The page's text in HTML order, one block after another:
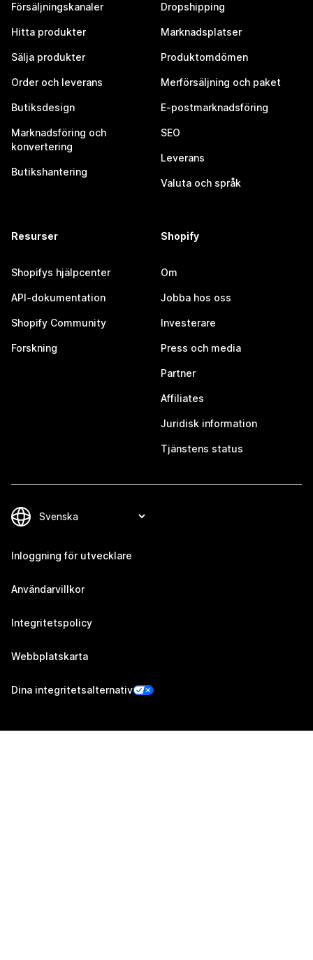
Försäljningskanaler
Hitta produkter
Sälja produkter
Order och leverans
Butiksdesign
Marknadsföring och
konvertering
Butikshantering
Dropshipping
Marknadsplatser
Produktomdömen
Merförsäljning och paket
E-postmarknadsföring
SEO
Leverans
Valuta och språk
Resurser
Shopifys hjälpcenter
API-dokumentation
Shopify Community
Forskning
Shopify
Om
Jobba hos oss
Investerare
Press och media
Partner
Affiliates
Juridisk information
Tjänstens status
Inloggning för utvecklare
Användarvillkor
Integritetspolicy
Webbplatskarta
Dina integritetsalternativ